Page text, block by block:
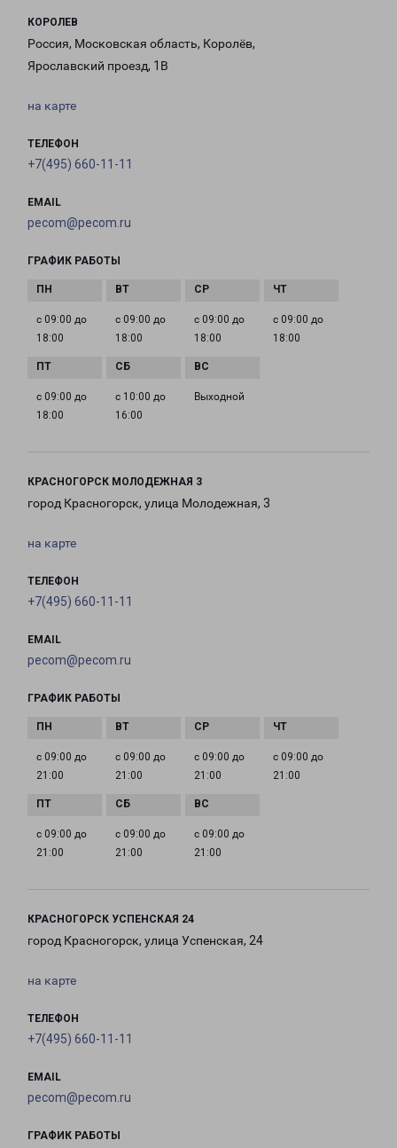
КОРОЛЕВ
Россия, Московская область, Королёв,
Ярославский проезд, 1В
на карте
ТЕЛЕФОН
+7(495) 660-11-11
EMAIL
pecom@pecom.ru
ГРАФИК РАБОТЫ
с 09:00 до
18:00
с 09:00 до
18:00
с 09:00 до
18:00
с 09:00 до
18:00
с 09:00 до
18:00
с 10:00 до
16:00
Выходной
КРАСНОГОРСК МОЛОДЕЖНАЯ 3
город Красногорск, улица Молодежная, 3
на карте
ТЕЛЕФОН
+7(495) 660-11-11
EMAIL
pecom@pecom.ru
ГРАФИК РАБОТЫ
с 09:00 до
21:00
с 09:00 до
21:00
с 09:00 до
21:00
с 09:00 до
21:00
с 09:00 до
21:00
с 09:00 до
21:00
с 09:00 до
21:00
КРАСНОГОРСК УСПЕНСКАЯ 24
город Красногорск, улица Успенская, 24
на карте
ТЕЛЕФОН
+7(495) 660-11-11
EMAIL
pecom@pecom.ru
ГРАФИК РАБОТЫ